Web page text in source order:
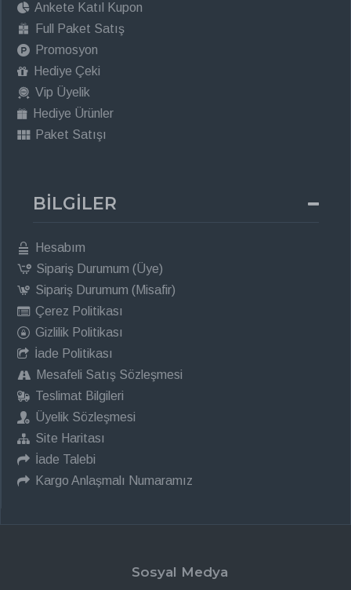
Ankete Katıl Kupon
Full Paket Satış
Promosyon
Hediye Çeki
Vip Üyelik
Hediye Ürünler
Paket Satışı
BİLGİLER
Hesabım
Sipariş Durumum (Üye)
Sipariş Durumum (Misafir)
Çerez Politikası
Gizlilik Politikası
İade Politikası
Mesafeli Satış Sözleşmesi
Teslimat Bilgileri
Üyelik Sözleşmesi
Site Haritası
İade Talebi
Kargo Anlaşmalı Numaramız
Sosyal Medya